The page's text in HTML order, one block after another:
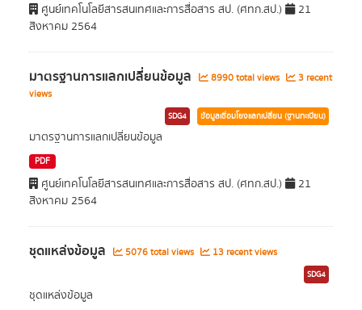
ศูนย์เทคโนโลยีสารสนเทศและการสื่อสาร สป. (ศทก.สป.)
21
สิงหาคม 2564
มาตรฐานการแลกเปลี่ยนข้อมูล 8990 total views
3 recent
views
SDG4 ข้อมูลเชื่อมโยงแลกเปลี่ยน (ฐานทะเบียน)
มาตรฐานการแลกเปลี่ยนข้อมูล
PDF
ศูนย์เทคโนโลยีสารสนเทศและการสื่อสาร สป. (ศทก.สป.)
21
สิงหาคม 2564
ชุดแหล่งข้อมูล 5076 total views 13 recent views
SDG4
ชุดแหล่งข้อมูล